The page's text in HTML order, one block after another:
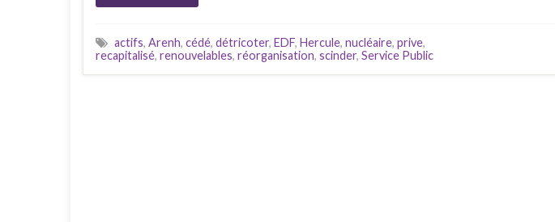
actifs, Arenh, cédé, détricoter, EDF, Hercule, nucléaire, prive,
recapitalisé, renouvelables, réorganisation, scinder, Service Public